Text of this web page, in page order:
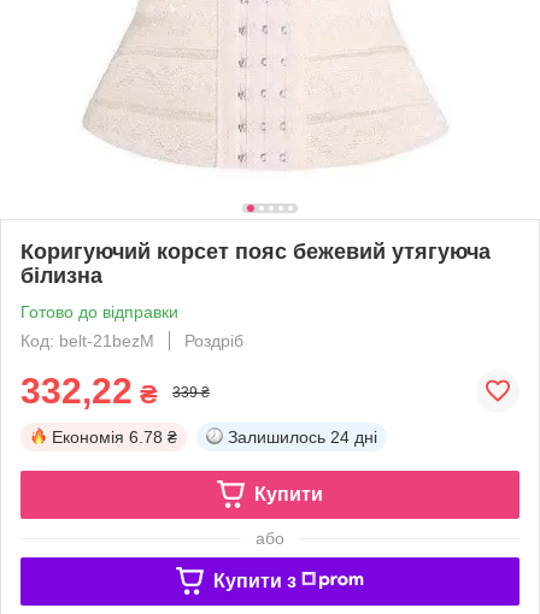
Коригуючий корсет пояс бежевий утягуюча
білизна
Готово до відправки
Код: belt-21bezM
Роздріб
332,22 ₴ 339 ₴
Економія 6.78 ₴ Залишилось 24 дні
Купити
або
Купити з